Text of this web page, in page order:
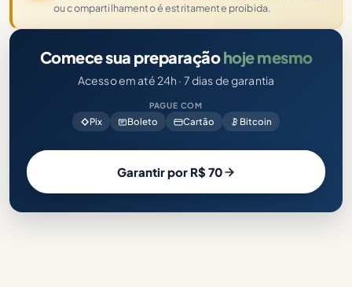
ou compartilhamento é estritamente proibida.
Comece sua preparaçãohoje mesmo
Acesso em até 24h · 7 dias de garantia
PAGUE COM
Pix Boleto Cartão Bitcoin
Garantir por R$ 70